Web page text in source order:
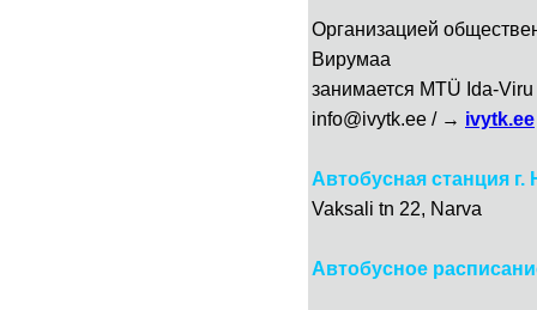
Организацией
Вирумаа
занимается MTÜ Ida-
info@ivytk.ee / → ivytk.ee
Автобусная станция г.
Vaksali tn 22, Narva
Автобусное